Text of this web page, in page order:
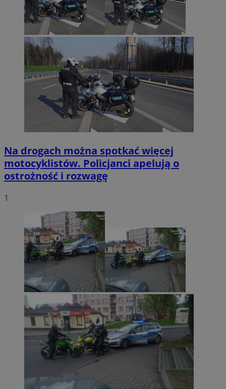
Na drogach można spotkać więcej
motocyklistów. Policjanci apelują o
ostrożność i rozwagę
1